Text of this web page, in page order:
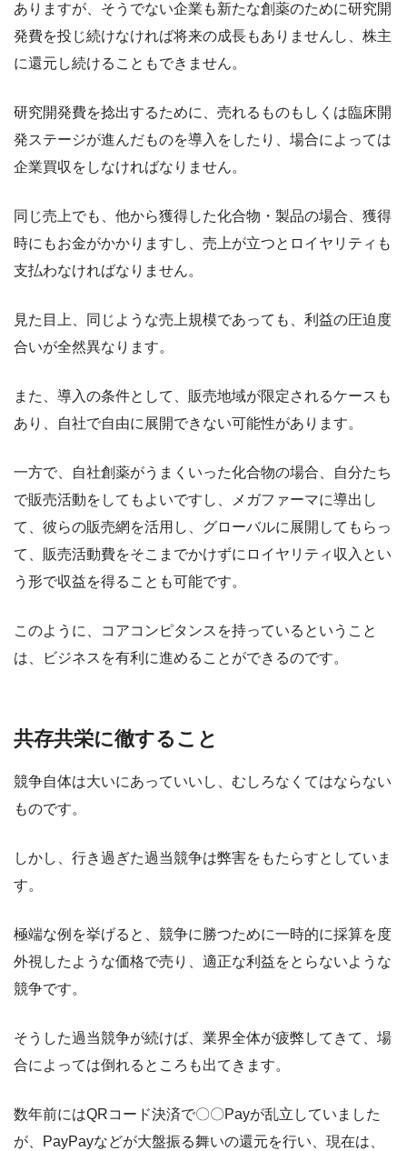
ありますが、そうでない企業も新たな創薬のために研究開
発費を投じ続けなければ将来の成長もありませんし、株主
に還元し続けることもできません。
研究開発費を捻出するために、売れるものもしくは臨床開
発ステージが進んだものを導入をしたり、場合によっては
企業買収をしなければなりません。
同じ売上でも、他から獲得した化合物・製品の場合、獲得
時にもお金がかかりますし、売上が立つとロイヤリティも
支払わなければなりません。
見た目上、同じような売上規模であっても、利益の圧迫度
合いが全然異なります。
また、導入の条件として、販売地域が限定されるケースも
あり、自社で自由に展開できない可能性があります。
一方で、自社創薬がうまくいった化合物の場合、自分たち
で販売活動をしてもよいですし、メガファーマに導出し
て、彼らの販売網を活用し、グローバルに展開してもらっ
て、販売活動費をそこまでかけずにロイヤリティ収入とい
う形で収益を得ることも可能です。
このように、コアコンピタンスを持っているということ
は、ビジネスを有利に進めることができるのです。
共存共栄に徹すること
競争自体は大いにあっていいし、むしろなくてはならない
ものです。
しかし、行き過ぎた過当競争は弊害をもたらすとしていま
す。
極端な例を挙げると、競争に勝つために一時的に採算を度
外視したような価格で売り、適正な利益をとらないような
競争です。
そうした過当競争が続けば、業界全体が疲弊してきて、場
合によっては倒れるところも出てきます。
数年前にはQRコード決済で〇〇Payが乱立していました
が、PayPayなどが大盤振る舞いの還元を行い、現在は、